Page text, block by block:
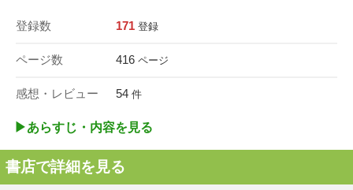
登録数 171 登録
ページ数 416 ページ
感想・レビュー 54 件
▶︎あらすじ・内容を見る
書店で詳細を見る